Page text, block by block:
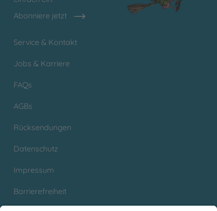
Abonniere jetzt
Service & Kontakt
Jobs & Karriere
FAQs
AGBs
Rücksendungen
Datenschutz
Impressum
Barrierefreiheit